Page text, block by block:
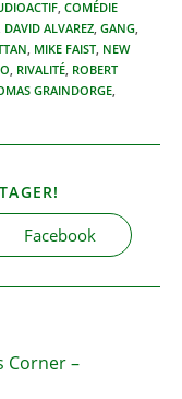
, COMÉDIE
DAVID ALVAREZ, GANG,
, MIKE FAIST, NEW
, RIVALITÉ, ROBERT
GRAINDORGE,
CONTENU
Ouvrir
dans
autre
Facebook
Corner –